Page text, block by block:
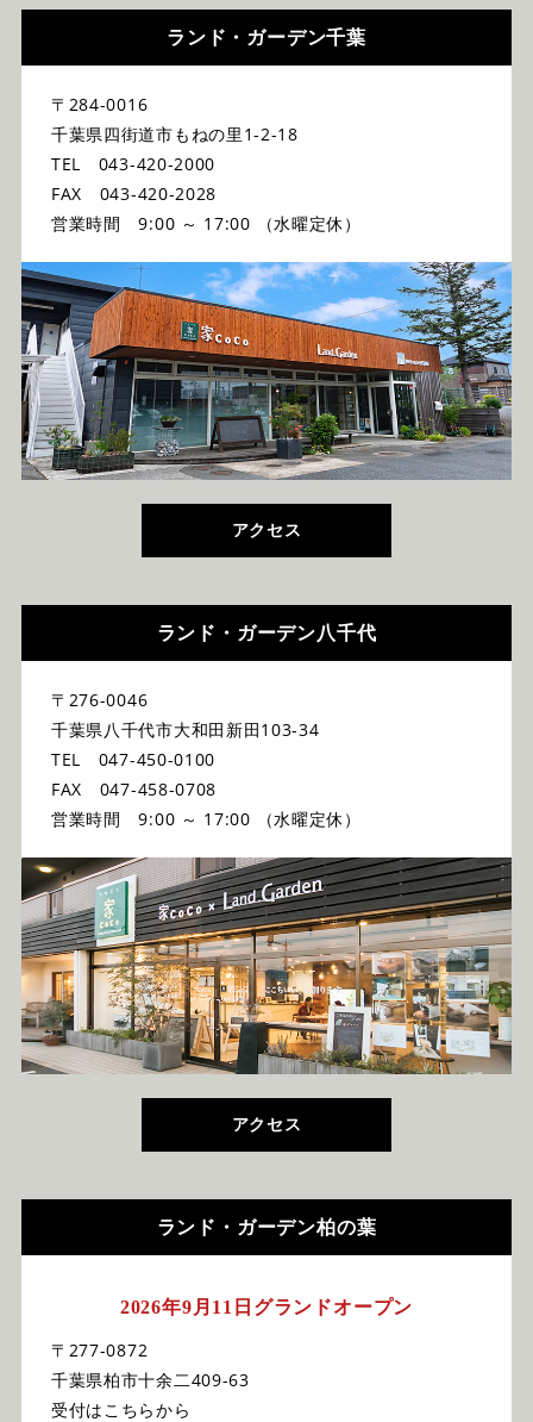
ランド・ガーデン千葉
〒284-0016
千葉県四街道市もねの里1-2-18
TEL 043-420-2000
FAX 043-420-2028
営業時間 9:00 ～ 17:00 （水曜定休）
アクセス
ランド・ガーデン八千代
〒276-0046
千葉県八千代市大和田新田103-34
TEL 047-450-0100
FAX 047-458-0708
営業時間 9:00 ～ 17:00 （水曜定休）
アクセス
ランド・ガーデン柏の葉
2026年9月11日グランドオープン
〒277-0872
千葉県柏市十余二409-63
受付はこちらから